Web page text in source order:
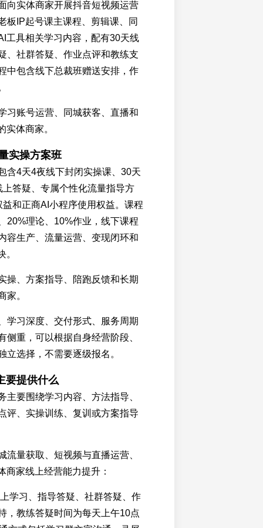
向实体商家开展抖音短视频运营
板IP起号课主课程、剪辑课、同
工具相关学习内容，配有30天线
、社群答疑、作业点评和教练支
中包含线下总裁班赠送安排，作
习账号运营、同城获客、直播和
实体商家。
实操方案班
含4天4夜线下封闭实操课、30天
答疑、专属个性化流量指导方
和正商AI小程序使用权益。课程
20%理论、10%作业，线下课程
容生产、流量运营、变现闭环和
。
操、方案指导、陪跑反馈和长期
家。
学习深度、交付形式、服务周期
侧重，可以根据自身经营阶段、
立选择，不需要逐级报名。
要提供什么
主要围绕学习内容、方法指导、
评、实操训练、复训或方案指导
流量获取、短视频与直播运营、
商家线上经营能力提升：
学习、指导答疑、社群答疑、作
，教练答疑时间为每天上午10点